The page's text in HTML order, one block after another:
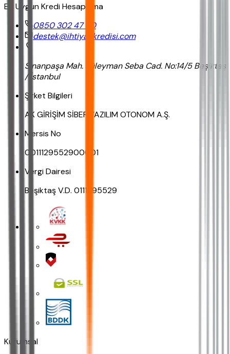
En Uygun Kredi Hesaplama
0850 302 47 90
destek@ihtiyackredisi.com
Sinanpaşa Mah. Süleyman Seba Cad. No:14/5 Beşiktaş
/ İstanbul
Şirket Bilgileri
AK GİRİŞİM SİBER YAZILIM OTONOM A.Ş.
Mersis No
0011129552900001
Vergi Dairesi
Beşiktaş V.D. 0111295529
Kurumsal